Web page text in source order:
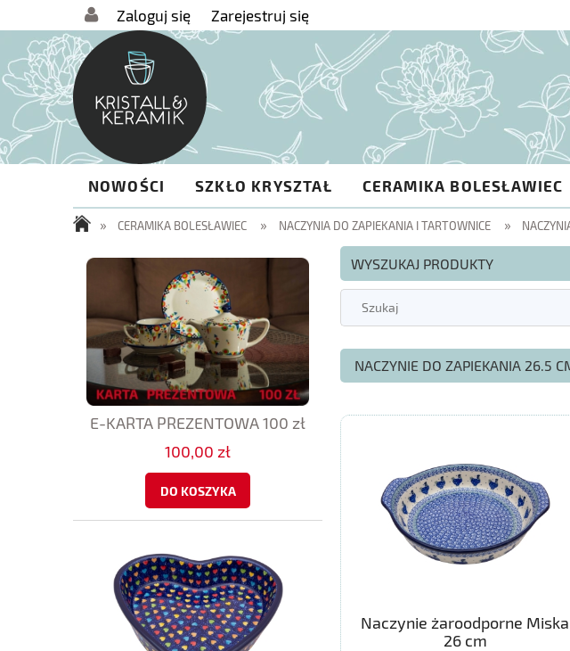
Zarejestruj się
Zaloguj się
NOWOŚCI SZKŁO KRYSZTAŁ CERAMIKA BOLESŁAWIEC
» CERAMIKA BOLESŁAWIEC » NACZYNIA DO ZAPIEKANIA I TARTOWNICE »
E-KARTA PREZENTOWA 100 zł
100,00 zł
DO KOSZYKA
WYSZUKAJ PRODUKTY
NACZYNIE DO ZAPIEKANIA 26.5
Naczynie żaroodporne Miska
26 cm